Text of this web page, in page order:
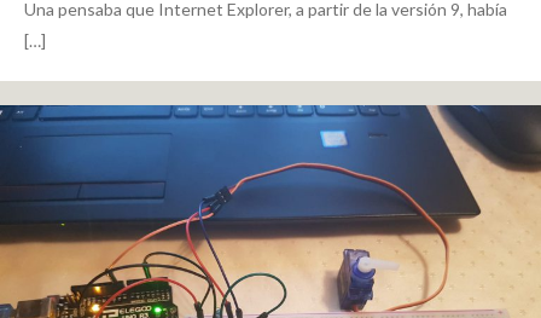
Una pensaba que Internet Explorer, a partir de la versión 9, había
[…]